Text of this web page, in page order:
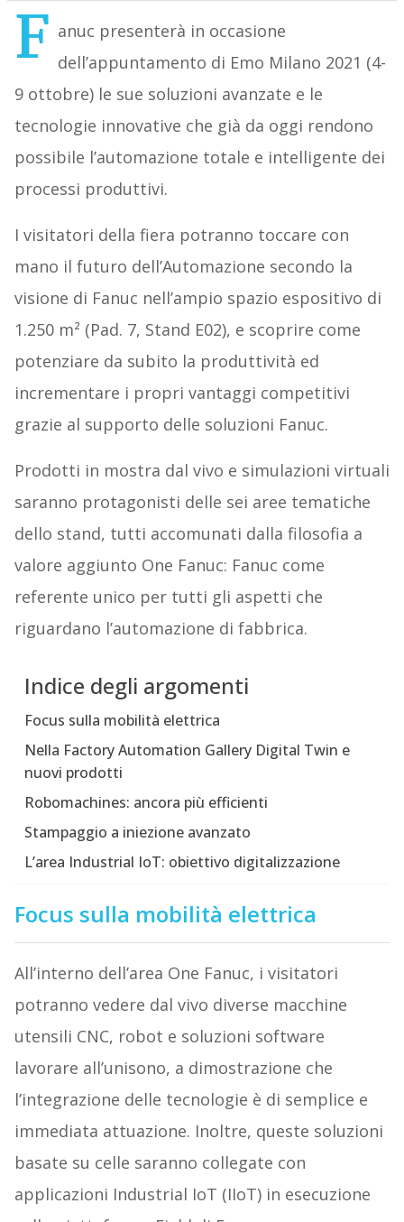
F anuc presenterà in occasione
dell’appuntamento di Emo Milano 2021 (4-
9 ottobre) le sue soluzioni avanzate e le
tecnologie innovative che già da oggi rendono
possibile l’automazione totale e intelligente dei
processi produttivi.
I visitatori della fiera potranno toccare con
mano il futuro dell’Automazione secondo la
visione di Fanuc nell’ampio spazio espositivo di
1.250 m² (Pad. 7, Stand E02), e scoprire come
potenziare da subito la produttività ed
incrementare i propri vantaggi competitivi
grazie al supporto delle soluzioni Fanuc.
Prodotti in mostra dal vivo e simulazioni virtuali
saranno protagonisti delle sei aree tematiche
dello stand, tutti accomunati dalla filosofia a
valore aggiunto One Fanuc: Fanuc come
referente unico per tutti gli aspetti che
riguardano l’automazione di fabbrica.
Indice degli argomenti
Focus sulla mobilità elettrica
Nella Factory Automation Gallery Digital Twin e
nuovi prodotti
Robomachines: ancora più efficienti
Stampaggio a iniezione avanzato
L’area Industrial IoT: obiettivo digitalizzazione
Focus sulla mobilità elettrica
All’interno dell’area One Fanuc, i visitatori
potranno vedere dal vivo diverse macchine
utensili CNC, robot e soluzioni software
lavorare all’unisono, a dimostrazione che
l’integrazione delle tecnologie è di semplice e
immediata attuazione. Inoltre, queste soluzioni
basate su celle saranno collegate con
applicazioni Industrial IoT (IIoT) in esecuzione